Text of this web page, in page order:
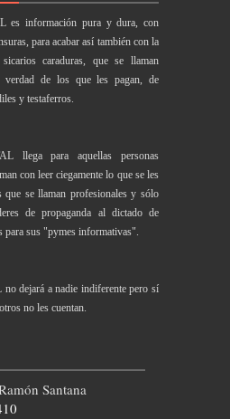
es información pura y dura, con
para acabar así también con la
caraduras, que se llaman
verdad de los que les pagan, de
y testaferros.
llega para aquellas personas
con leer ciegamente lo que se les
que se llaman profesionales y sólo
de propaganda al dictado de
para sus "pymes informativas".
dejará a nadie indiferente pero sí
no les cuentan.
Santana